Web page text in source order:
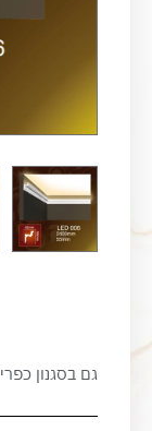
גם בסגנון